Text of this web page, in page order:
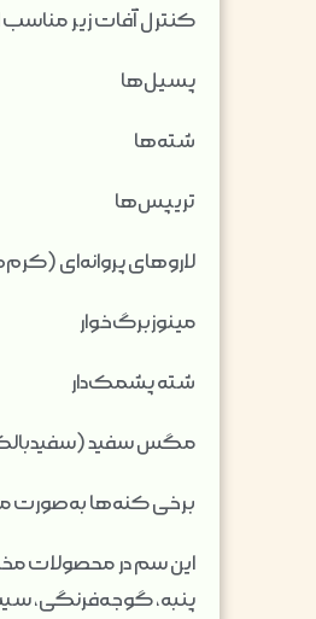
کنترل آفات زیر
پسیل‌ها
شته‌ها
تریپس‌ها
لاروهای پروانه‌ای
مینوزبرگ‌خوار
شته پشمک‌دار
مگس سفید
برخی کنه‌ها به‌صورت
این سم در محصولات
پنبه، گوجه‌فرنگی،